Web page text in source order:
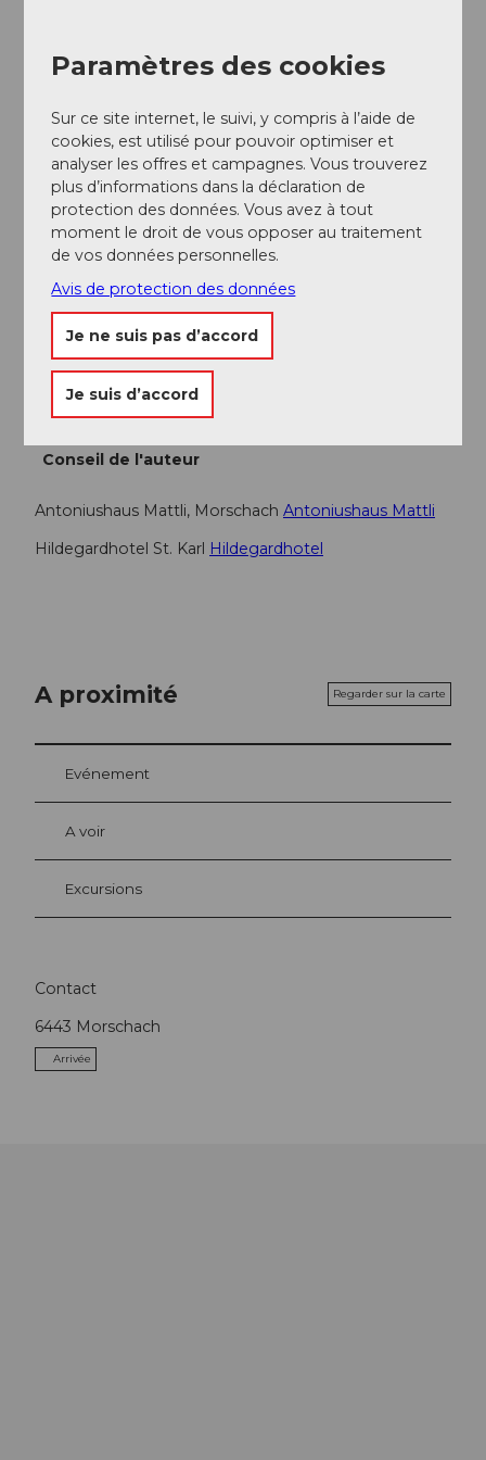
Transports en commun
En train CFF jusqu'à la gare de BrunnenHoraire CFF
Auto AG Schwyz ligne 2 Schwyz-Brunnen puis ligne 4
de Brunnen à Morschach Horaire AAGS
Auteur(e)
Erhard Gick
Organisation
Conseil de l'auteur
Antoniushaus Mattli, Morschach Antoniushaus Mattli
Hildegardhotel St. Karl Hildegardhotel
A proximité Regarder sur la carte
Evénement
A voir
Excursions
Contact
6443 Morschach
Arrivée
Paramètres des cookies
Sur ce site internet, le suivi, y compris à l’aide de
cookies, est utilisé pour pouvoir optimiser et
analyser les offres et campagnes. Vous trouverez
plus d’informations dans la déclaration de
protection des données. Vous avez à tout
moment le droit de vous opposer au traitement
de vos données personnelles.
Avis de protection des données
Je ne suis pas d’accord
Je suis d’accord